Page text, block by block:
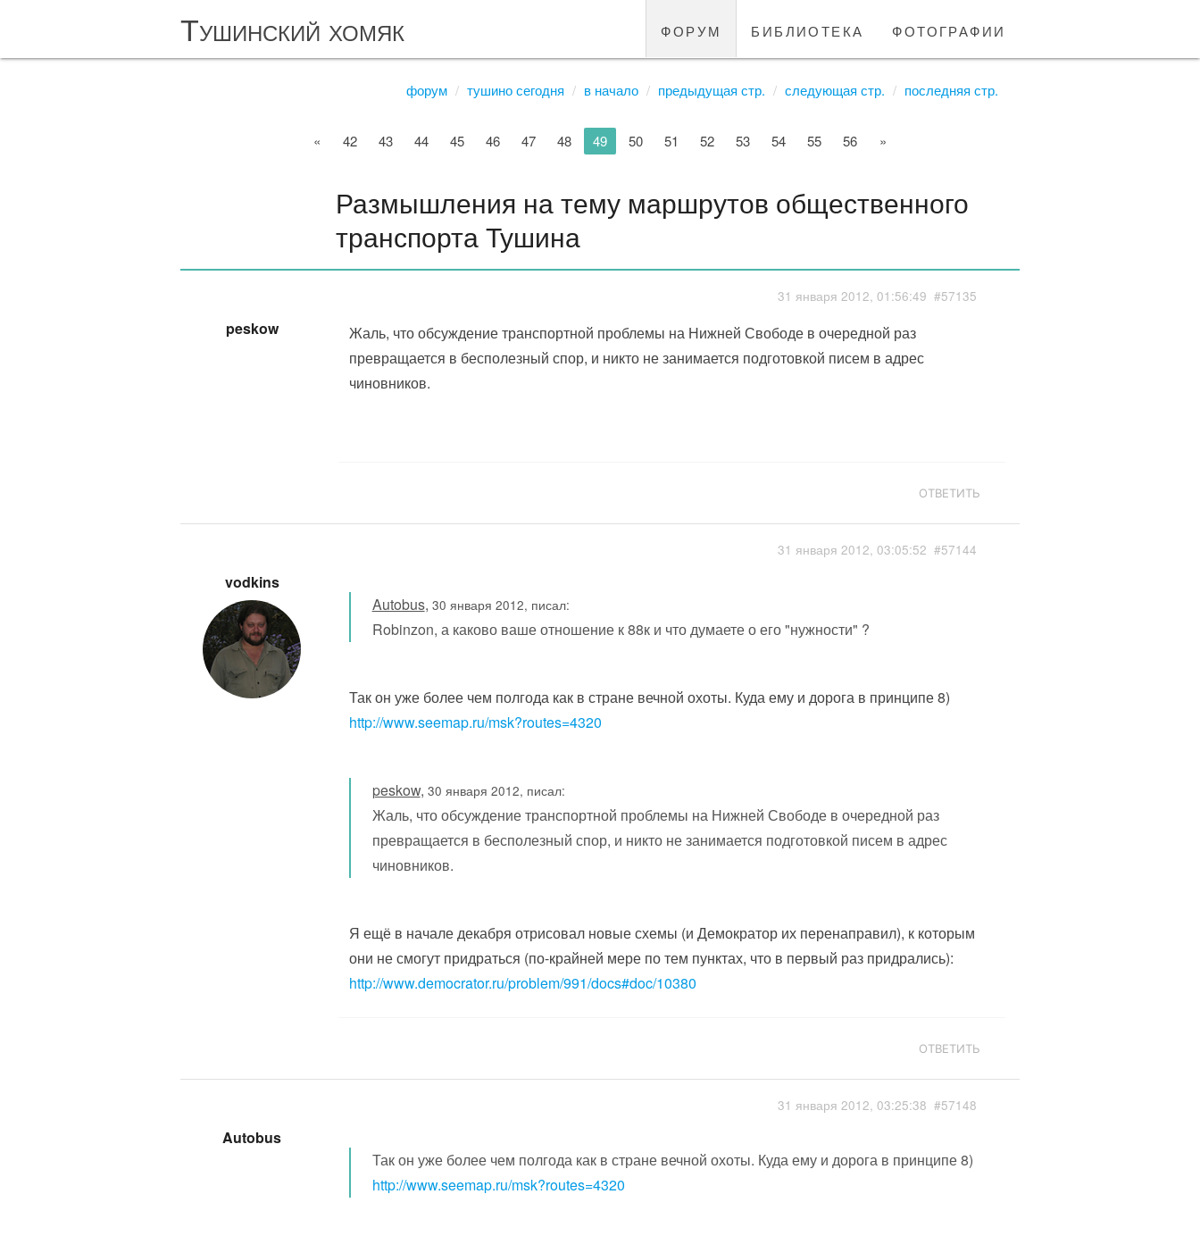
Тушинский хомяк форум библиотека фотографии
форум тушино сегодня в начало предыдущая стр. следующая стр. последняя стр.
« 42 43 44 45 46 47 48 49 50 51 52 53 54 55 56 »
Размышления на тему маршрутов общественного
транспорта Тушина
peskow
31 января 2012, 01:56:49 #57135
Жаль, что обсуждение транспортной проблемы на Нижней Свободе в очередной раз
превращается в бесполезный спор, и никто не занимается подготовкой писем в адрес
чиновников.
ОТВЕТИТЬ
vodkins
31 января 2012, 03:05:52 #57144
Autobus, 30 января 2012, писал:
Robinzon, а каково ваше отношение к 88к и что думаете о его "нужности" ?
Так он уже более чем полгода как в стране вечной охоты. Куда ему и дорога в принципе 8)
http://www.seemap.ru/msk?routes=4320
peskow, 30 января 2012, писал:
Жаль, что обсуждение транспортной проблемы на Нижней Свободе в очередной раз
превращается в бесполезный спор, и никто не занимается подготовкой писем в адрес
чиновников.
Я ещё в начале декабря отрисовал новые схемы (и Демократор их перенаправил), к которым
они не смогут придраться (по-крайней мере по тем пунктах, что в первый раз придрались):
http://www.democrator.ru/problem/991/docs#doc/10380
ОТВЕТИТЬ
Autobus
31 января 2012, 03:25:38 #57148
Так он уже более чем полгода как в стране вечной охоты. Куда ему и дорога в принципе 8)
http://www.seemap.ru/msk?routes=4320